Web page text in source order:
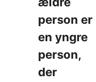
person er
en yngre
person,
der